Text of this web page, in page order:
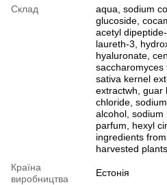
Склад
aqua, sodium
glucoside,
acetyl
laureth-3,
hyaluronate,
saccharomyces
sativa kernel
extractwh, guar
chloride,
alcohol, sodium
parfum, hexyl
ingredients
harvested
Країна
виробництва
Естонія